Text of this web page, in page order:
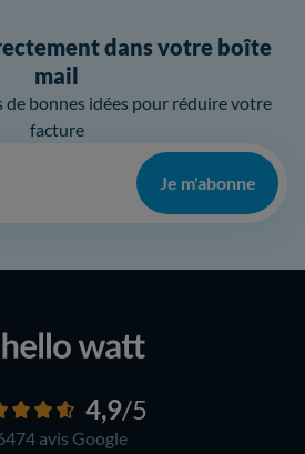
dans votre boîte
mail
de bonnes idées pour réduire votre
facture
Je m'abonne
4,9/5
avis Google